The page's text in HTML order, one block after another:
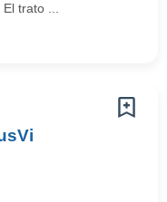
trato ...